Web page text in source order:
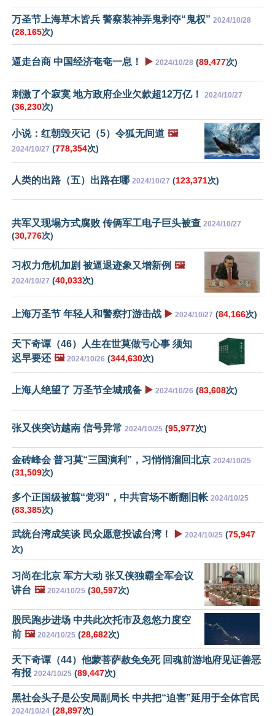
万圣节上海草木皆兵 警察装神弄鬼剥夺“鬼权” 2024/10/28
(28,165次)
逼走台商 中国经济奄奄一息！ ▶️ 2024/10/28 (89,477次)
刺激了个寂寞 地方政府企业欠款超12万亿！ 2024/10/27
(36,230次)
小说：红朝毁灭记（5）令狐无间道 🖼️
2024/10/27 (778,354次)
人类的出路（五）出路在哪 2024/10/27 (123,371次)
共军又现塌方式腐败 传俩军工电子巨头被查 2024/10/27
(30,776次)
习权力危机加剧 被逼退迹象又增新例 🖼️
2024/10/27 (40,033次)
上海万圣节 年轻人和警察打游击战 ▶️ 2024/10/27 (84,166次)
天下奇谭（46）人生在世莫做亏心事 须知
迟早要还 🖼️ 2024/10/26 (344,630次)
上海人绝望了 万圣节全城戒备 ▶️ 2024/10/26 (83,608次)
张又侠突访越南 信号异常 2024/10/25 (95,977次)
金砖峰会 普习莫“三国演利”，习悄悄溜回北京 2024/10/25
(31,509次)
多个正国级被翦“党羽”，中共官场不断翻旧帐 2024/10/25
(83,385次)
武统台湾成笑谈 民众愿意投诚台湾！ ▶️ 2024/10/25 (75,947
次)
习尚在北京 军方大动 张又侠独霸全军会议
讲台 🖼️ 2024/10/25 (30,597次)
股民跑步进场 中共此次托市及忽悠力度空
前 🖼️ 2024/10/25 (28,682次)
天下奇谭（44）他蒙菩萨赦免免死 回魂前游地府见证善恶
有报 2024/10/25 (89,447次)
黑社会头子是公安局副局长 中共把“迫害”延用于全体官民
2024/10/24 (28,897次)